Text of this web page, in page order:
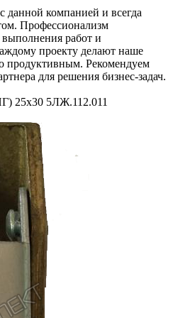
данной компанией и всегда
Профессионализм
выполнения работ и
проекту делают наше
продуктивным. Рекомендуем
для решения бизнес-задач.
25х30 5ЛЖ.112.011